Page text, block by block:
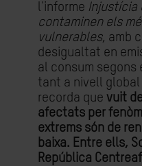
l'informe Injustícia
contaminen els
vulnerables, amb
desigualtat en
al consum segons
tant a nivell global
recorda que vuit
afectats per
extrems són de
baixa. Entre ells,
República